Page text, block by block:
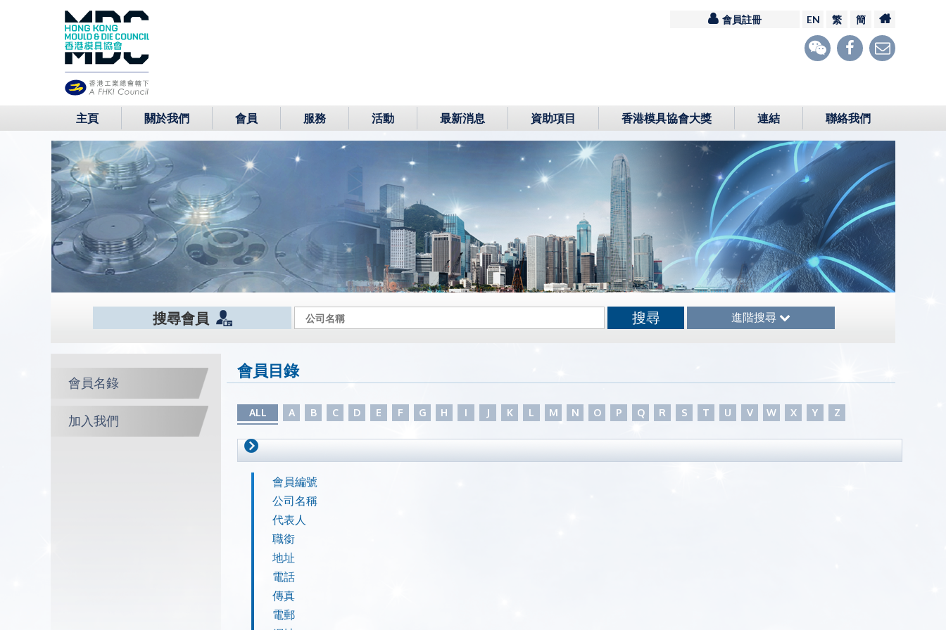
會員註冊 EN 繁 簡
主頁 關於我們 會員 服務 活動 最新消息 資助項目 香港模具協會大獎 連結 聯絡我們
搜尋會員 進階搜尋
會員名錄
加入我們
會員目錄
ALL A B C D E F G H I J K L M N O P Q R S T U V W X Y Z
會員編號
公司名稱
代表人
職銜
地址
電話
傳真
電郵